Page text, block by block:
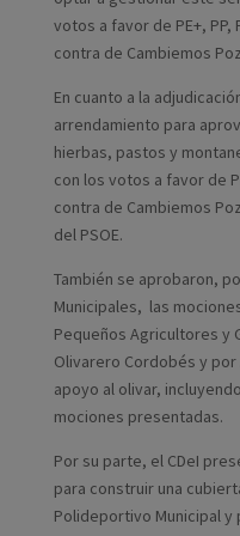
votos a favor de PE+, PP,
contra de Cambiemos
En cuanto a la
arrendamiento para
hierbas, pastos y
con los votos a favor de
contra de Cambiemos
del PSOE.
También se aprobaron,
Municipales, las
Pequeños Agricultores y
Olivarero Cordobés y
apoyo al olivar,
mociones presentadas.
Por su parte, el CDeI
para construir una
Polideportivo Municipal